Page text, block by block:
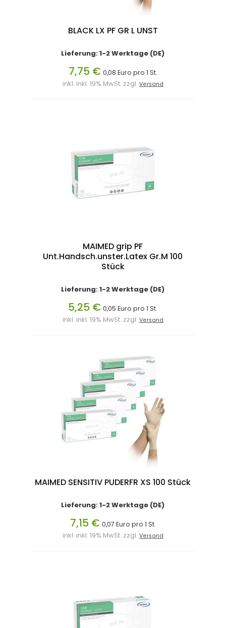
BLACK LX PF GR L UNST
Lieferung: 1-2 Werktage (DE)
7,75 € 0,08 Euro pro 1 St.
inkl. inkl. 19% MwSt. zzgl. Versand
MAIMED grip PF
Unt.Handsch.unster.Latex Gr.M 100
Stück
Lieferung: 1-2 Werktage (DE)
5,25 € 0,05 Euro pro 1 St.
inkl. inkl. 19% MwSt. zzgl. Versand
MAIMED SENSITIV PUDERFR XS 100 Stück
Lieferung: 1-2 Werktage (DE)
7,15 € 0,07 Euro pro 1 St.
inkl. inkl. 19% MwSt. zzgl. Versand